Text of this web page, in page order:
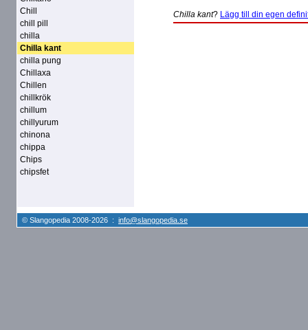
Chill
chill pill
chilla
Chilla kant
chilla pung
Chillaxa
Chillen
chillkrök
chillum
chillyurum
chinona
chippa
Chips
chipsfet
Chilla kant? Lägg till din egen
© Slangopedia 2008-2026 : info@slangopedia.se